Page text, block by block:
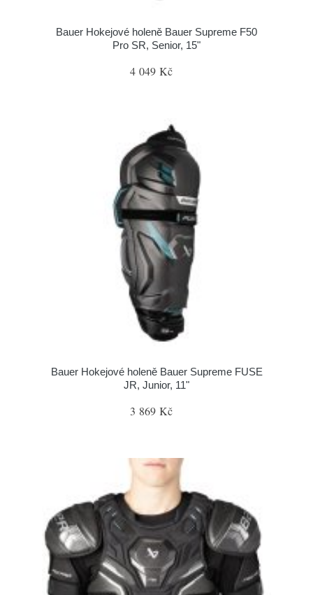
Bauer Hokejové holeně Bauer Supreme F50
Pro SR, Senior, 15"
4 049 Kč
Bauer Hokejové holeně Bauer Supreme FUSE
JR, Junior, 11"
3 869 Kč